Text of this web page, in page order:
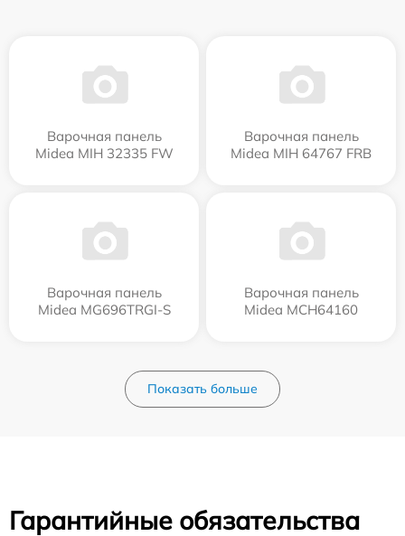
Варочная панель
Midea MIH 32335 FW
Варочная панель
Midea MIH 64767 FRB
Варочная панель
Midea MG696TRGI-S
Варочная панель
Midea MCH64160
Показать больше
Гарантийные обязательства